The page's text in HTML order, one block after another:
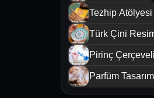
Tezhip Atölyesi
Türk Çini
Pirinç
Parfüm